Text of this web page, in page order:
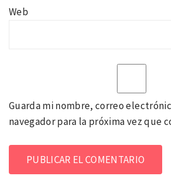
Web
Guarda mi nombre, correo
navegador para la próxima vez que